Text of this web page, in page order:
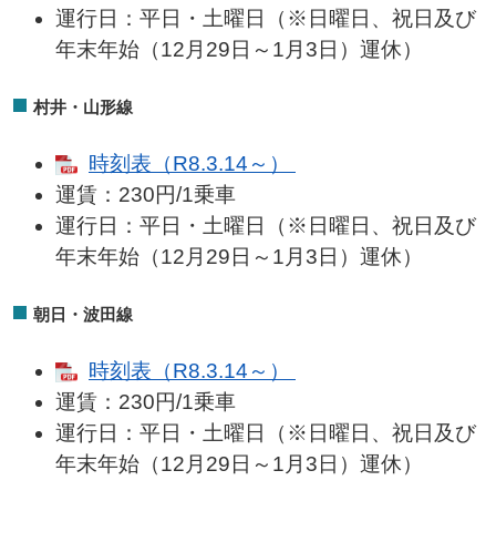
運行日：平日・土曜日（※日曜日、祝日及び
年末年始（12月29日～1月3日）運休）
村井・山形線
時刻表（R8.3.14～）
運賃：230円/1乗車
運行日：平日・土曜日（※日曜日、祝日及び
年末年始（12月29日～1月3日）運休）
朝日・波田線
時刻表（R8.3.14～）
運賃：230円/1乗車
運行日：平日・土曜日（※日曜日、祝日及び
年末年始（12月29日～1月3日）運休）